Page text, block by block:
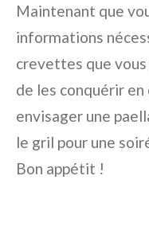
Maintenant que
informations
crevettes que
de les conquérir en
envisager une
le gril pour une
Bon appétit !